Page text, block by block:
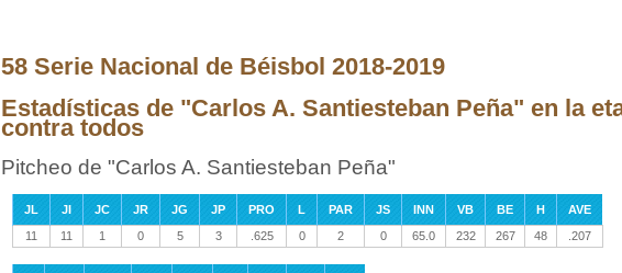
58 Serie Nacional de Béisbol 2018-2019
Estadísticas de "Carlos A. Santiesteban Peña" en la
contra todos
Pitcheo de "Carlos A. Santiesteban Peña"
JL JI JC JR JG JP PRO L PAR JS INN VB BE H
AVE
11
11 1 0 5 3 .625 0 2 0 65.0 232 267 48 .207